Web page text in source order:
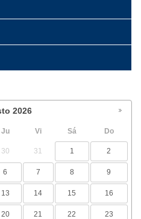
2026
Ju Vi Sá Do
30 31 1 2
6 7 8 9
13 14 15 16
20 21 22 23